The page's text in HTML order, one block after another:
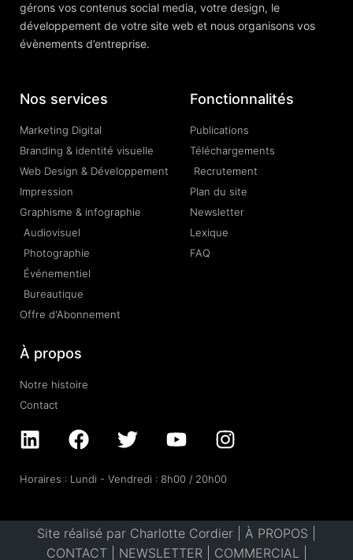
gérons vos contenus social media, votre design, le
développement de votre site web et nous organisons vos
évènements d’entreprise.
Nos services
Marketing Digital
Branding & identité visuelle
Web Design & Développement
Impression
Graphisme & infographie
Audiovisuel
Photographie
Événementiel
Bureautique
Offre d'Abonnement
Fonctionnalités
Publications
Téléchargements
Recrutement
Plan du site
Newsletter
Lexique
FAQ
À propos
Notre histoire
Contact
Horaires : Lundi - Vendredi : 8h00 / 20h00
Site réalisé par Charlotte Cordier | À PROPOS
CONTACT| NEWSLETTER| COMMERCIAL